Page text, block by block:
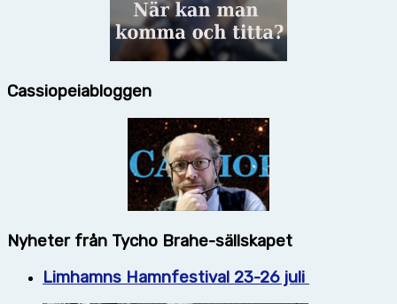
Cassiopeiabloggen
Nyheter från Tycho Brahe-sällskapet
Limhamns Hamnfestival 23-26 juli